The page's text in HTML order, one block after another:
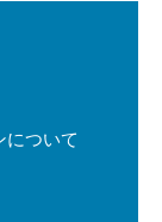
について